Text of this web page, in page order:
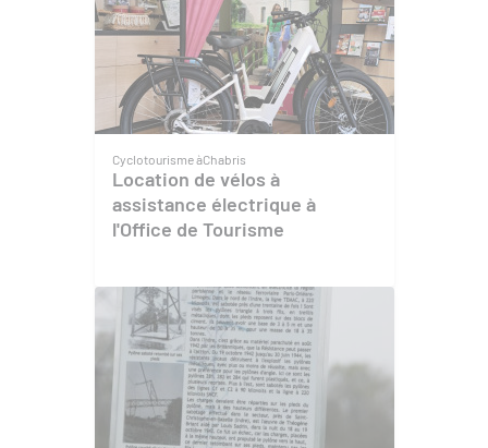
Cyclotourisme àChabris
Location de vélos à
assistance électrique à
l'Office de Tourisme